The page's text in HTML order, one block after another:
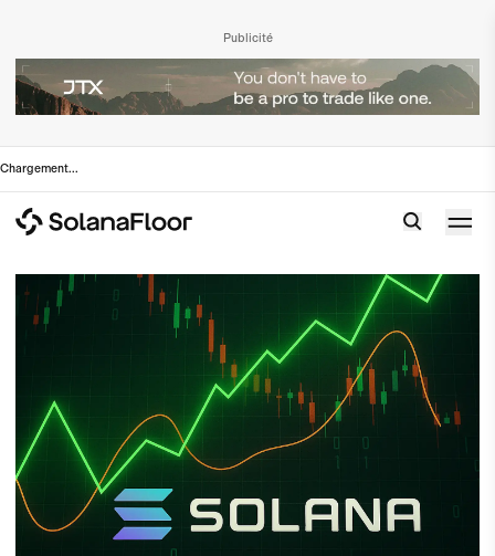
Publicité
Chargement...